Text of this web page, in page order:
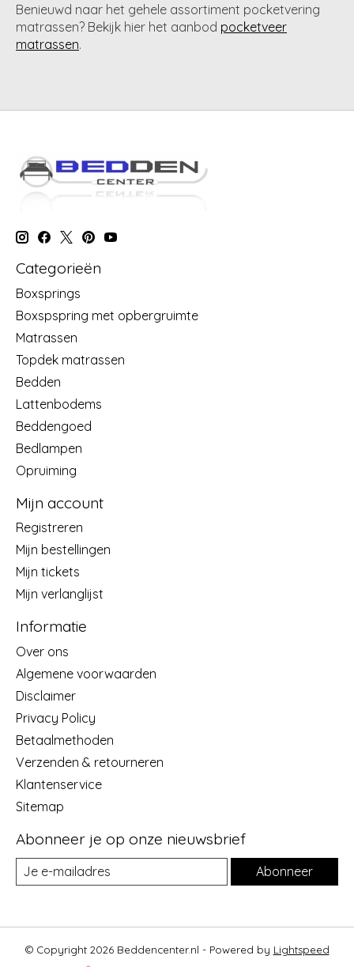
Benieuwd naar het gehele assortiment pocketvering
matrassen? Bekijk hier het aanbod pocketveer
matrassen.
Categorieën
Boxsprings
Boxspspring met opbergruimte
Matrassen
Topdek matrassen
Bedden
Lattenbodems
Beddengoed
Bedlampen
Opruiming
Mijn account
Registreren
Mijn bestellingen
Mijn tickets
Mijn verlanglijst
Informatie
Over ons
Algemene voorwaarden
Disclaimer
Privacy Policy
Betaalmethoden
Verzenden & retourneren
Klantenservice
Sitemap
Abonneer je op onze nieuwsbrief
Abonneer
© Copyright 2026 Beddencenter.nl - Powered by Lightspeed